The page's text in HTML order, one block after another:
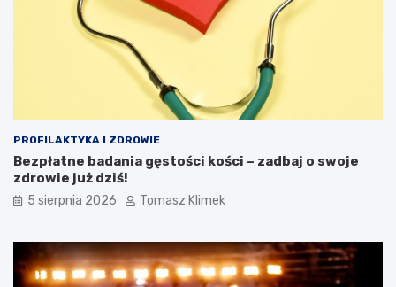
PROFILAKTYKA I ZDROWIE
Bezpłatne badania gęstości kości – zadbaj o swoje
zdrowie już dziś!
5 sierpnia 2026 Tomasz Klimek